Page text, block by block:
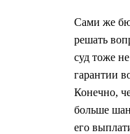
Сами же
решать
суд тоже
гарантии
Конечно,
больше
его